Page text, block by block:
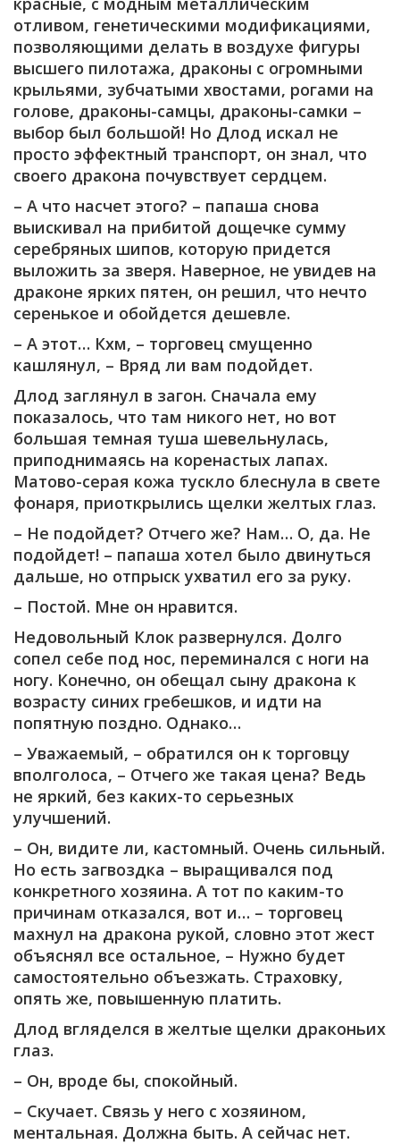
отливом, генетическими модификациями,
позволяющими делать в воздухе фигуры
высшего пилотажа, драконы с огромными
крыльями, зубчатыми хвостами, рогами на
голове, драконы-самцы, драконы-самки –
выбор был большой! Но Длод искал не
просто эффектный транспорт, он знал, что
своего дракона почувствует сердцем.
– А что насчет этого? – папаша снова
выискивал на прибитой дощечке сумму
серебряных шипов, которую придется
выложить за зверя. Наверное, не увидев на
драконе ярких пятен, он решил, что нечто
серенькое и обойдется дешевле.
– А этот… Кхм, – торговец смущенно
кашлянул, – Вряд ли вам подойдет.
Длод заглянул в загон. Сначала ему
показалось, что там никого нет, но вот
большая темная туша шевельнулась,
приподнимаясь на коренастых лапах.
Матово-серая кожа тускло блеснула в свете
фонаря, приоткрылись щелки желтых глаз.
– Не подойдет? Отчего же? Нам… О, да. Не
подойдет! – папаша хотел было двинуться
дальше, но отпрыск ухватил его за руку.
– Постой. Мне он нравится.
Недовольный Клок развернулся. Долго
сопел себе под нос, переминался с ноги на
ногу. Конечно, он обещал сыну дракона к
возрасту синих гребешков, и идти на
попятную поздно. Однако…
– Уважаемый, – обратился он к торговцу
вполголоса, – Отчего же такая цена? Ведь
не яркий, без каких-то серьезных
улучшений.
– Он, видите ли, кастомный. Очень сильный.
Но есть загвоздка – выращивался под
конкретного хозяина. А тот по каким-то
причинам отказался, вот и… – торговец
махнул на дракона рукой, словно этот жест
объяснял все остальное, – Нужно будет
самостоятельно объезжать. Страховку,
опять же, повышенную платить.
Длод вгляделся в желтые щелки драконьих
глаз.
– Он, вроде бы, спокойный.
– Скучает. Связь у него с хозяином,
ментальная. Должна быть. А сейчас нет.